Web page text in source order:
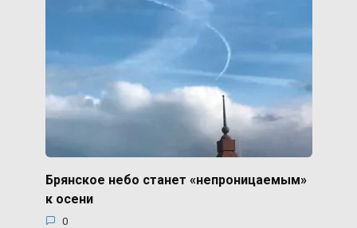
Брянское небо станет «непроницаемым»
к осени
0